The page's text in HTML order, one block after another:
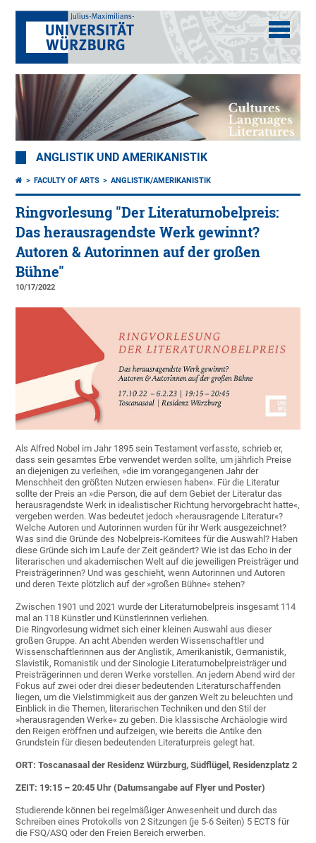
ANGLISTIK UND AMERIKANISTIK
FACULTY OF ARTS ANGLISTIK/AMERIKANISTIK
Ringvorlesung "Der Literaturnobelpreis:
Das herausragendste Werk gewinnt?
Autoren & Autorinnen auf der großen
Bühne"
10/17/2022
Als Alfred Nobel im Jahr 1895 sein Testament verfasste, schrieb er,
dass sein gesamtes Erbe verwendet werden sollte, um jährlich Preise
an diejenigen zu verleihen, »die im vorangegangenen Jahr der
Menschheit den größten Nutzen erwiesen haben«. Für die Literatur
sollte der Preis an »die Person, die auf dem Gebiet der Literatur das
herausragendste Werk in idealistischer Richtung hervorgebracht hatte«,
vergeben werden. Was bedeutet jedoch »herausragende Literatur«?
Welche Autoren und Autorinnen wurden für ihr Werk ausgezeichnet?
Was sind die Gründe des Nobelpreis-Komitees für die Auswahl? Haben
diese Gründe sich im Laufe der Zeit geändert? Wie ist das Echo in der
literarischen und akademischen Welt auf die jeweiligen Preisträger und
Preisträgerinnen? Und was geschieht, wenn Autorinnen und Autoren
und deren Texte plötzlich auf der »großen Bühne« stehen?
Zwischen 1901 und 2021 wurde der Literaturnobelpreis insgesamt 114
mal an 118 Künstler und Künstlerinnen verliehen.
Die Ringvorlesung widmet sich einer kleinen Auswahl aus dieser
großen Gruppe. An acht Abenden werden Wissenschaftler und
Wissenschaftlerinnen aus der Anglistik, Amerikanistik, Germanistik,
Slavistik, Romanistik und der Sinologie Literaturnobelpreisträger und
Preisträgerinnen und deren Werke vorstellen. An jedem Abend wird der
Fokus auf zwei oder drei dieser bedeutenden Literaturschaffenden
liegen, um die Vielstimmigkeit aus der ganzen Welt zu beleuchten und
Einblick in die Themen, literarischen Techniken und den Stil der
»herausragenden Werke« zu geben. Die klassische Archäologie wird
den Reigen eröffnen und aufzeigen, wie bereits die Antike den
Grundstein für diesen bedeutenden Literaturpreis gelegt hat.
ORT: Toscanasaal der Residenz Würzburg, Südflügel, Residenzplatz 2
ZEIT: 19:15 – 20:45 Uhr (Datumsangabe auf Flyer und Poster)
Studierende können bei regelmäßiger Anwesenheit und durch das
Schreiben eines Protokolls von 2 Sitzungen (je 5-6 Seiten) 5 ECTS für
die FSQ/ASQ oder den Freien Bereich erwerben.